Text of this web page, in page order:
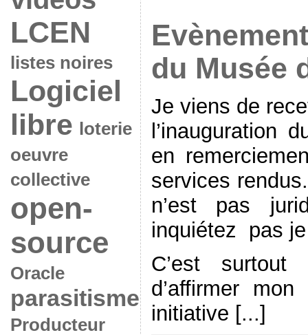
LCEN
listes noires
Logiciel
libre
loterie
oeuvre
collective
open-
source
Oracle
parasitisme
Producteur
du Musée
Je viens de
l’inauguration
en
services
n’est pas
inquiétez pas
C’est surtout
d’affirmer
initiative [...]